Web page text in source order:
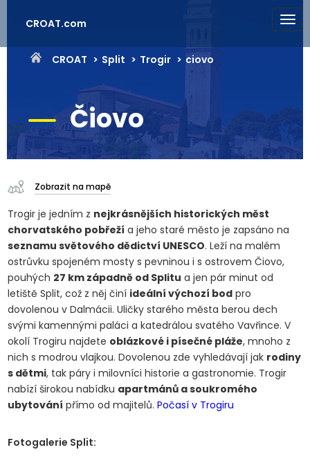
CROAT.com
CROAT Split Trogir ciovo
Čiovo
Zobrazit na mapě
Trogir je jedním z nejkrásnějších historických měst
chorvatského pobřeží a jeho staré město je zapsáno na
seznamu světového dědictví UNESCO. Leží na malém
ostrůvku spojeném mosty s pevninou i s ostrovem Čiovo,
pouhých 27 km západně od Splitu a jen pár minut od
letiště Split, což z něj činí ideální výchozí bodpro
dovolenou v Dalmácii. Uličky starého města berou dech
svými kamennými paláci a katedrálou svatého Vavřince. V
okolí Trogiru najdete oblázkové i písečné pláže, mnoho z
nich s modrou vlajkou. Dovolenou zde vyhledávají jak rodiny
s dětmi, tak páry i milovníci historie a gastronomie. Trogir
nabízí širokou nabídku apartmánů a soukromého
ubytování přímo od majitelů. Počasí v Trogiru
Fotogalerie Split: